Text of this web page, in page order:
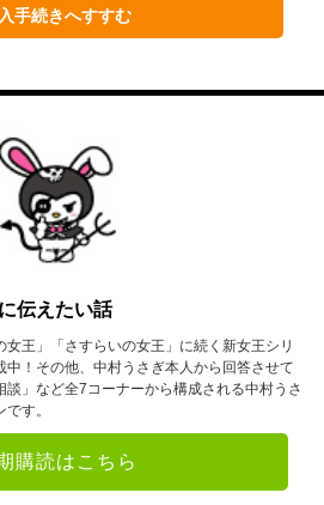
伝えたい話
王」「さすらいの女王」に続く新女王シリ
中！その他、中村うさぎ本人から回答させて
」など全7コーナーから構成される中村うさ
す。
購読はこちら
2月
8月 9月
11月
2月
5月
8月 9月
11月 12月
2月 3月
手続きへすすむ